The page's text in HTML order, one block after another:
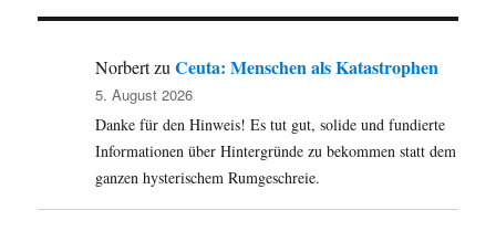
in
Widerliches
den
Altparteien,
Bloggen
und
NorbertzuCeuta: Menschen als Katastrophen
5. August 2026
Danke für den Hinweis! Es tut gut, solide und fundierte
Informationen über Hintergründe zu bekommen statt dem
ganzen hysterischem Rumgeschreie.